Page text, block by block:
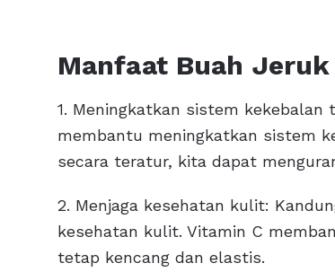
Manfaat Buah
1. Meningkatkan sistem
membantu meningkatkan sistem
secara teratur, kita dapat
2. Menjaga kesehatan kulit:
kesehatan kulit. Vitamin C
tetap kencang dan elastis.